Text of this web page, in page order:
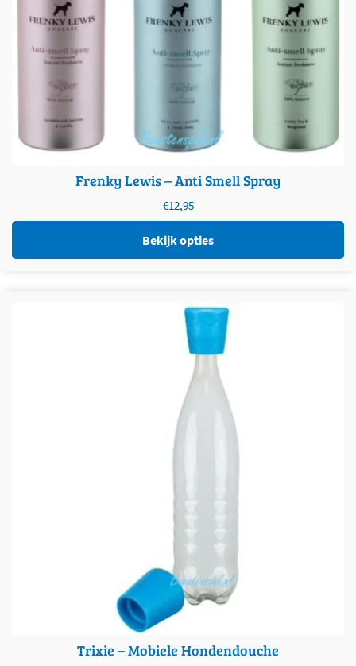
Frenky Lewis – Anti Smell Spray
€12,95
Bekijk opties
Trixie – Mobiele Hondendouche